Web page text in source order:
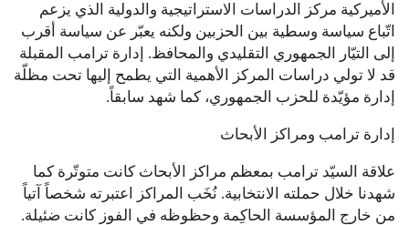
الأميركية مركز الدراسات الاستراتيجية والدولية الذي يزعم
اتّباع سياسة وسطية بين الحزبين ولكنه يعبّر عن سياسة أقرب
إلى التيّار الجمهوري التقليدي والمحافظ. إدارة ترامب المقبلة
قد لا تولي دراسات المركز الأهمية التي يطمح إليها تحت مظلّة
إدارة مؤيّدة للحزب الجمهوري، كما شهد سابقاً.
إدارة ترامب ومراكز الأبحاث
علاقة السيّد ترامب بمعظم مراكز الأبحاث كانت متوتّرة كما
شهدنا خلال حملته الانتخابية. نُخَب المراكز اعتبرته شخصاً آتياً
من خارج المؤسسة الحاكِمة وحظوظه في الفوز كانت ضئيلة.